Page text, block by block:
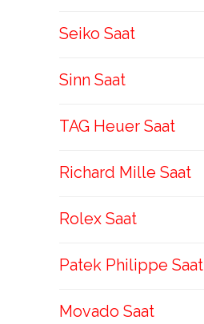
Seiko Saat
Sinn Saat
TAG Heuer Saat
Richard Mille Saat
Rolex Saat
Patek Philippe Saat
Movado Saat